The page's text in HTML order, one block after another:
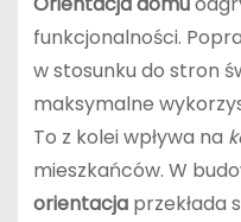
funkcjonalności.
w stosunku do stron
maksymalne
To z kolei wpływa na
mieszkańców. W
orientacjaprzekłada